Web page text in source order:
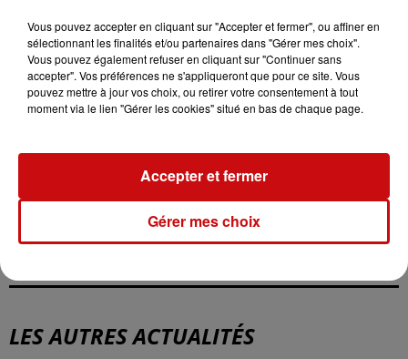
puissant du trio strasbourgeois Deadly Shakes. La soirée
se clôturera avec The Trabants, un tribute band de U2
originaire de Saint-Louis.
Les billets sont disponibles à 10 € par soirée et un pack
les organisateurs ont choisi des tarifs attractifs pour
rendre l'événement accessible à tous.
LES AUTRES ACTUALITÉS
Vous pouvez accepter en cliquant sur "Accepter et fermer", ou affiner en
sélectionnant les finalités et/ou partenaires dans "Gérer mes choix".
Vous pouvez également refuser en cliquant sur "Continuer sans
accepter". Vos préférences ne s'appliqueront que pour ce site. Vous
pouvez mettre à jour vos choix, ou retirer votre consentement à tout
moment via le lien "Gérer les cookies" situé en bas de chaque page.
Gérer mes choix
Accepter et fermer